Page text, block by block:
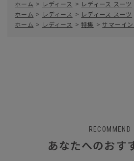
ホーム > レディース > レディース スーツ
ホーム > レディース > レディース スーツ
ホーム > レディース > 特集 > サマーイ
RECOMMEND
あなたへのおす